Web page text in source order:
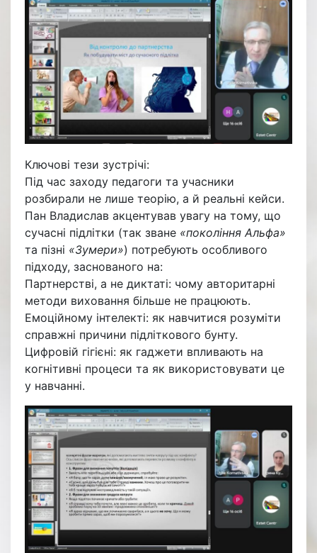
Ключові тези зустрічі:
Під час заходу педагоги та учасники
розбирали не лише теорію, а й реальні кейси.
Пан Владислав акцентував увагу на тому, що
сучасні підлітки (так зване «покоління Альфа»
та пізні «Зумери») потребують особливого
підходу, заснованого на:
Партнерстві, а не диктаті: чому авторитарні
методи виховання більше не працюють.
Емоційному інтелекті: як навчитися розуміти
справжні причини підліткового бунту.
Цифровій гігієні: як гаджети впливають на
когнітивні процеси та як використовувати це
у навчанні.